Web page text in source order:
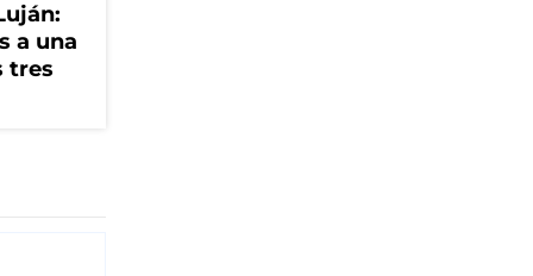
a una
tres